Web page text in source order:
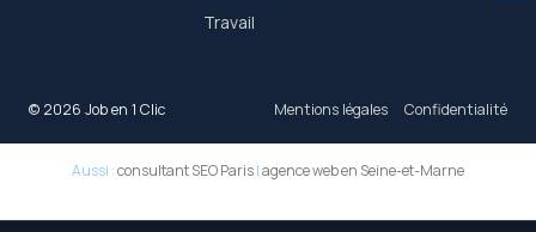
Travail
© 2026 Job en 1 Clic Mentions légales Confidentialité
Aussi :consultant SEO Paris|agence web en Seine-et-Marne